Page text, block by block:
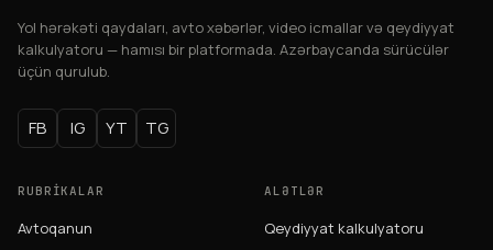
Yol hərəkəti qaydaları, avto xəbərlər, video icmallar və qeydiyyat
kalkulyatoru — hamısı bir platformada. Azərbaycanda sürücülər
üçün qurulub.
FB IG YT TG
RUBRIKALAR
Avtoqanun
ALƏTLƏR
Qeydiyyat kalkulyatoru